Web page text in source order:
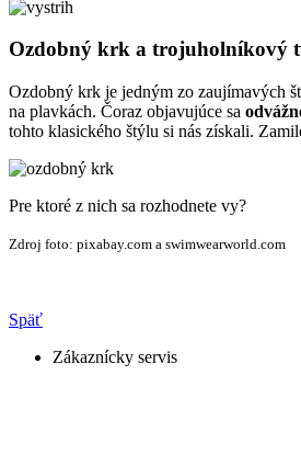
Ozdobný krk a trojuholníkový
Ozdobný krk je jedným zo zaujímavých
na plavkách. Čoraz objavujúce sa
tohto klasického štýlu si nás získali.
Pre ktoré z nich sa rozhodnete vy?
Zdroj foto: pixabay.com a swimwearworld.com
Späť
Zákaznícky servis